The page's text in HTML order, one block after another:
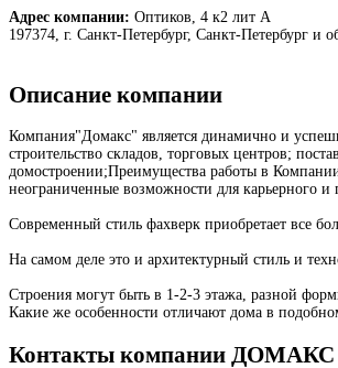
Адрес компании: Оптиков, 4 к2 лит А
197374, г. Санкт-Петербург, Санкт-Петербург и
Описание компании
Компания"Домакс" является динамично и
строительство складов, торговых центров;
домостроении;Преимущества работы в
неограниченные возможности для карьерного
Современный стиль фахверк приобретает все
На самом деле это и архитектурный стиль и
Строения могут быть в 1-2-3 этажа, разной
Какие же особенности отличают дома в
Контакты компании